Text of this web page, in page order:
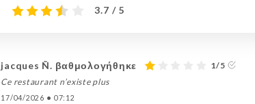
3.7 / 5
jacques Ñ. βαθμολογήθηκε
1/5
Ce restaurant n’existe plus
17/04/2026 • 07:12